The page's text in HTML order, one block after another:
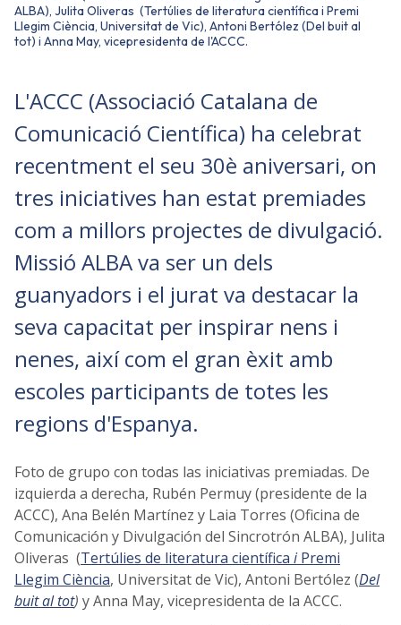
ALBA), Julita Oliveras (Tertúlies de literatura científica i Premi
Llegim Ciència, Universitat de Vic), Antoni Bertólez (Del buit al
tot) i Anna May, vicepresidenta de l'ACCC.
L'ACCC (Associació Catalana de
Comunicació Científica) ha celebrat
recentment el seu 30è aniversari, on
tres iniciatives han estat premiades
com a millors projectes de divulgació.
Missió ALBA va ser un dels
guanyadors i el jurat va destacar la
seva capacitat per inspirar nens i
nenes, així com el gran èxit amb
escoles participants de totes les
regions d'Espanya.
Foto de grupo con todas las iniciativas premiadas. De
izquierda a derecha, Rubén Permuy (presidente de la
ACCC), Ana Belén Martínez y Laia Torres (Oficina de
Comunicación y Divulgación del Sincrotrón ALBA), Julita
Oliveras (Tertúlies de literatura científica iPremi
Llegim Ciència, Universitat de Vic), Antoni Bertólez (Del
buit al tot) y Anna May, vicepresidenta de la ACCC.